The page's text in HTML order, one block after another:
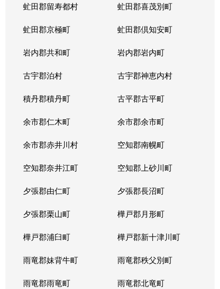
虻田郡留寿都村 虻田郡喜茂別町
虻田郡京極町 虻田郡倶知安町
岩内郡共和町 岩内郡岩内町
古宇郡泊村 古宇郡神恵内村
積丹郡積丹町 古平郡古平町
余市郡仁木町 余市郡余市町
余市郡赤井川村 空知郡南幌町
空知郡奈井江町 空知郡上砂川町
夕張郡由仁町 夕張郡長沼町
夕張郡栗山町 樺戸郡月形町
樺戸郡浦臼町 樺戸郡新十津川町
雨竜郡妹背牛町 雨竜郡秩父別町
雨竜郡雨竜町 雨竜郡北竜町